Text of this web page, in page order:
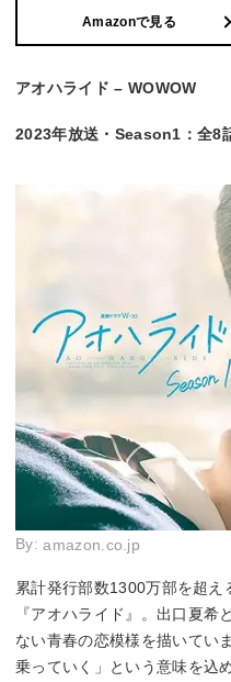
Amazonで見る
アオハライド – WOWOW
2023年放送・Season1：全8
By:amazon.co.jp
累計発行部数1300万部を超
『アオハライド』。出口夏希
ない青春の恋模様を描いてい
乗っていく」という意味を込